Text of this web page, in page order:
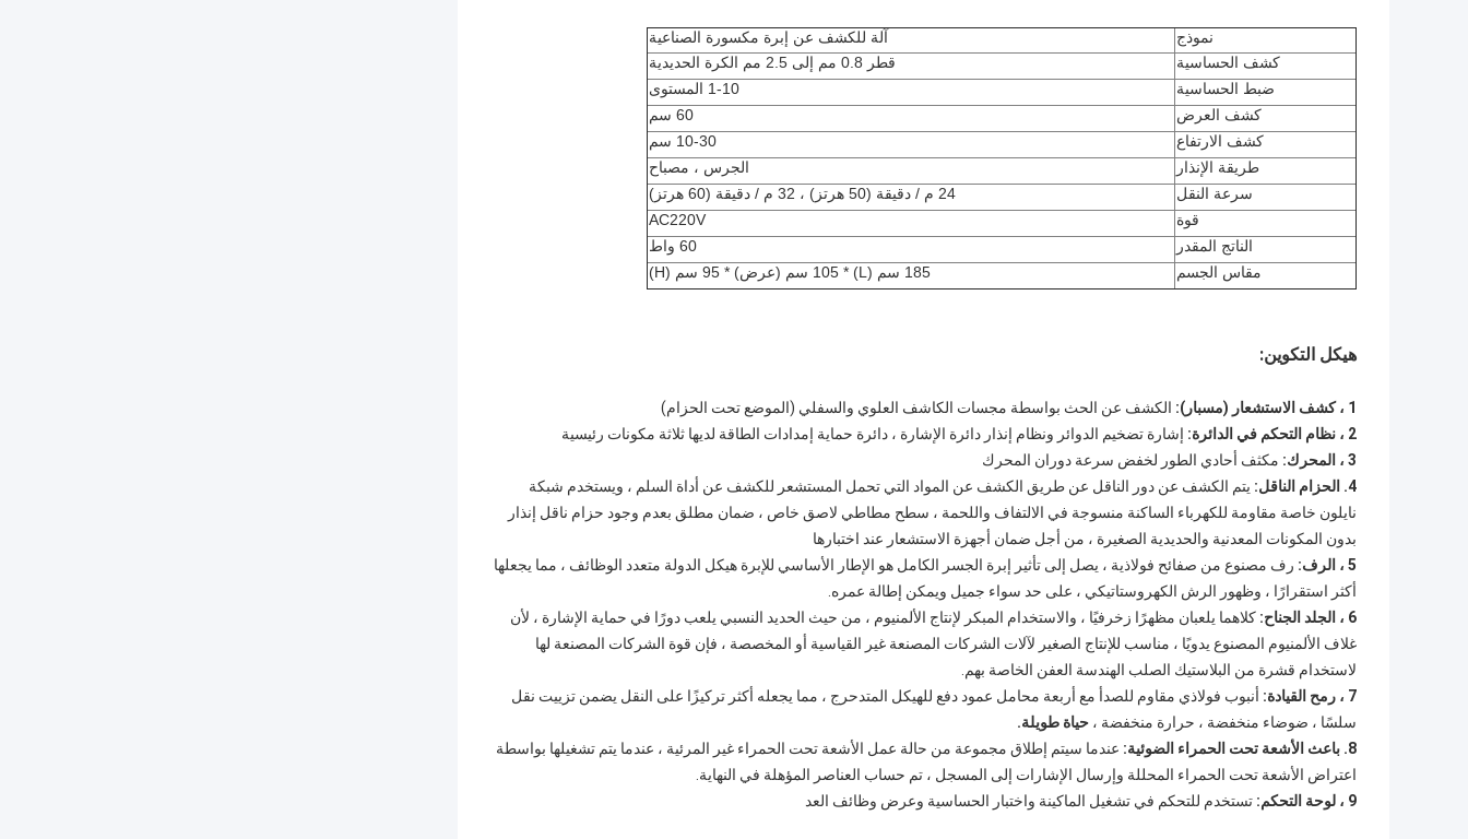
نموذج
آلة للكشف عن إبرة مكسورة الصناعية
كشف الحساسية
قطر 0.8 مم إلى 2.5 مم الكرة الحديدية
ضبط الحساسية
1-10 المستوى
كشف العرض
60 سم
كشف الارتفاع
10-30 سم
طريقة الإنذار
الجرس ، مصباح
سرعة النقل
24 م / دقيقة (50 هرتز) ، 32 م / دقيقة (60 هرتز)
قوة
AC220V
الناتج المقدر
60 واط
مقاس الجسم
185 سم (L) * 105 سم (عرض) * 95 سم (H)
هيكل التكوين:
1 ، كشف الاستشعار (مسبار):
الكشف عن الحث بواسطة مجسات الكاشف العلوي والسفلي (الموضع تحت الحزام)
2 ، نظام التحكم في الدائرة:
إشارة تضخيم الدوائر ونظام إنذار دائرة الإشارة ، دائرة حماية إمدادات الطاقة لديها ثلاثة مكونات رئيسية
3 ، المحرك:
مكثف أحادي الطور لخفض سرعة دوران المحرك
4. الحزام الناقل:
يتم الكشف عن دور الناقل عن طريق الكشف عن المواد التي تحمل المستشعر للكشف عن أداة السلم ، ويستخدم شبكة
نايلون خاصة مقاومة للكهرباء الساكنة منسوجة في الالتفاف واللحمة ، سطح مطاطي لاصق خاص ، ضمان مطلق بعدم وجود حزام ناقل إنذار
بدون المكونات المعدنية والحديدية الصغيرة ، من أجل ضمان أجهزة الاستشعار عند اختبارها
5 ، الرف:
رف مصنوع من صفائح فولاذية ، يصل إلى تأثير إبرة الجسر الكامل هو الإطار الأساسي للإبرة هيكل الدولة متعدد الوظائف ، مما يجعلها
أكثر استقرارًا ، وظهور الرش الكهروستاتيكي ، على حد سواء جميل ويمكن إطالة عمره.
6 ، الجلد الجناح:
كلاهما يلعبان مظهرًا زخرفيًا ، والاستخدام المبكر لإنتاج الألمنيوم ، من حيث الحديد النسبي يلعب دورًا في حماية الإشارة ، لأن
غلاف الألمنيوم المصنوع يدويًا ، مناسب للإنتاج الصغير لآلات الشركات المصنعة غير القياسية أو المخصصة ، فإن قوة الشركات المصنعة لها
لاستخدام قشرة من البلاستيك الصلب الهندسة العفن الخاصة بهم.
7 ، رمح القيادة:
أنبوب فولاذي مقاوم للصدأ مع أربعة محامل عمود دفع للهيكل المتدحرج ، مما يجعله أكثر تركيزًا على النقل يضمن تزييت نقل
سلسًا ، ضوضاء منخفضة ، حرارة منخفضة ، حياة طويلة.
8. باعث الأشعة تحت الحمراء الضوئية:
عندما سيتم إطلاق مجموعة من حالة عمل الأشعة تحت الحمراء غير المرئية ، عندما يتم تشغيلها بواسطة
اعتراض الأشعة تحت الحمراء المحللة وإرسال الإشارات إلى المسجل ، تم حساب العناصر المؤهلة في النهاية.
9 ، لوحة التحكم:
تستخدم للتحكم في تشغيل الماكينة واختبار الحساسية وعرض وظائف العد